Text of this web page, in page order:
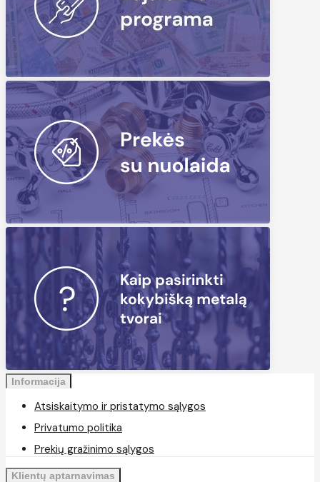
Informacija
Atsiskaitymo ir pristatymo sąlygos
Privatumo politika
Prekių gražinimo sąlygos
Klientų aptarnavimas